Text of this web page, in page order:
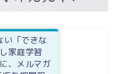
い「できな
家庭学習
、メルマガ